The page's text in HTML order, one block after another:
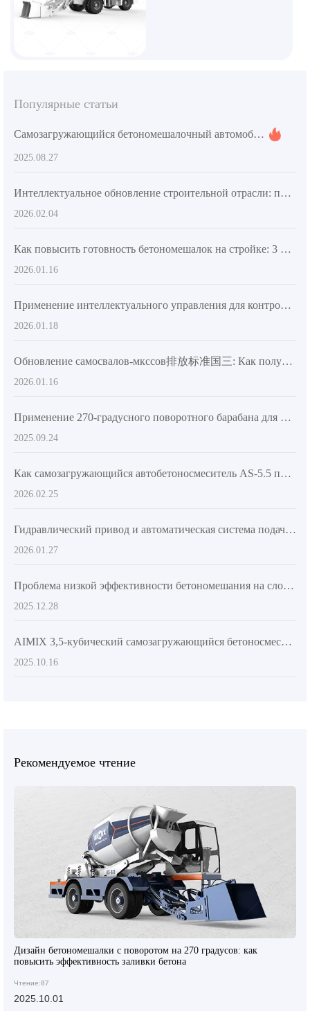
Популярные статьи
Самозагружающийся бетономешалочный автомобиль vs Статионарная бетоностанция: Что лучше для крупных строительных площадок?
2025.08.27
Интеллектуальное обновление строительной отрасли: преимущества применения умного смесителя с сенсорным экраном на строительных площадках
2026.02.04
Как повысить готовность бетономешалок на стройке: 3 ключевых шага технического обслуживания
2026.01.16
Применение интеллектуального управления для контроля качества бетонного замеса в режиме реального времени и повышение прочности
2026.01.18
Обновление самосвалов-мкссов排放标准国三: Как получить субсидию на замену
2026.01.16
Применение 270-градусного поворотного барабана для повышения эффективности заливки бетона на строительных объектах
2025.09.24
Как самозагружающийся автобетоносмеситель AS-5.5 повышает эффективность и стабильность качества бетона на крупных стройках
2026.02.25
Гидравлический привод и автоматическая система подачи воды: как умная бетономешалка сокращает цикл производства бетона
2026.01.27
Проблема низкой эффективности бетономешания на сложных террасах? Логика практического применения строительных шин и шарнирного рамы для повышения проходимости
2025.12.28
AIMIX 3,5-кубический самозагружающийся бетоносмеситель - идеальный выбор для повышения эффективности выгрузки и гибкости строительства
2025.10.16
Рекомендуемое чтение
Дизайн бетономешалки с поворотом на 270 градусов: как
повысить эффективность заливки бетона
Чтение:87
2025.10.01